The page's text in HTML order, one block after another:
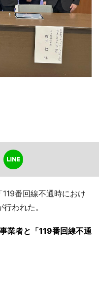
番回線不通時におけ
われた。
業者と「119番回線不通